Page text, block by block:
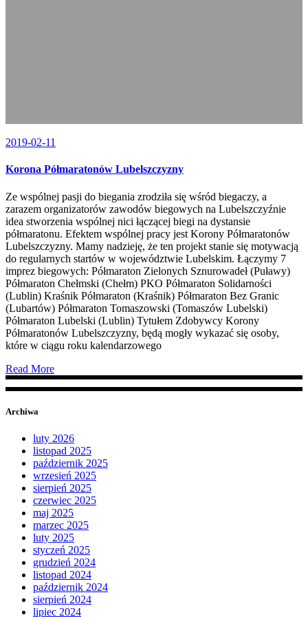
2019-02-11
Korona Półmaratonów Lubelszczyzny
Ze wspólnej pasji do biegania zrodziła się wśród biegaczy, a
zarazem organizatorów zawodów biegowych na Lubelszczyźnie
idea stworzenia wspólnej nici łączącej biegi na dystansie
półmaratonu. Efektem wspólnej pracy jest Korony Półmaratonów
Lubelszczyzny. Mamy nadzieję, że ten projekt stanie się motywacją
do regularnych startów w województwie Lubelskim. Łączymy 7
imprez biegowych: Półmaraton Zielonych Sznurowadeł (Puławy)
Półmaraton Chełmski (Chełm) PKO Półmaraton Solidarności
(Lublin) Kraśnik Półmaraton (Kraśnik) Półmaraton Bez Granic
(Lubartów) Półmaraton Tomaszowski (Tomaszów Lubelski)
Półmaraton Lubelski (Lublin) Tytułem Zdobywcy Korony
Półmaratonów Lubelszczyzny, będą mogły wykazać się osoby,
które w ciągu roku kalendarzowego
Read More
Archiwa
luty 2026
listopad 2025
październik 2025
wrzesień 2025
sierpień 2025
czerwiec 2025
maj 2025
marzec 2025
luty 2025
styczeń 2025
grudzień 2024
listopad 2024
październik 2024
sierpień 2024
lipiec 2024